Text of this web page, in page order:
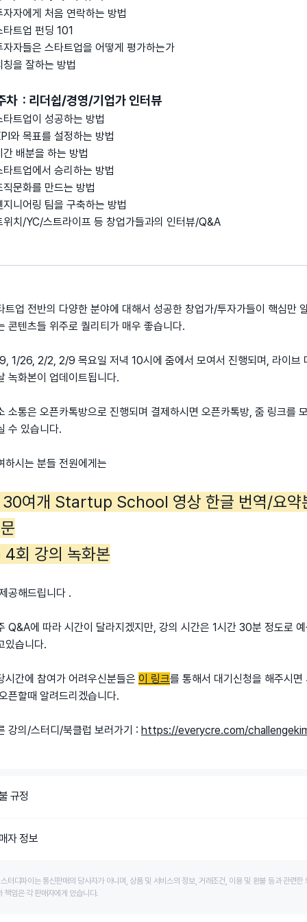
자자에게 처음 연락하는 방법
타트업 펀딩 101
자자들은 스타트업을 어떻게 평가하는가
칭을 잘하는 방법
차 : 리더쉽/경영/기업가 인터뷰
타트업이 성공하는 방법
와 목표를 설정하는 방법
간 배분을 하는 방법
타트업에서 승리하는 방법
직문화를 만드는 방법
지니어링 팀을 구축하는 방법
위치/YC/스트라이프 등 창업가들과의 인터뷰/Q&A
트업 전반의 다양한 분야에 대해서 성공한 창업가/투자가들이 핵심만
콘텐츠들 위주로 퀄리티가 매우 좋습니다.
1/26, 2/2, 2/9 목요일 저녁 10시에 줌에서 모여서 진행되며, 라이브
녹화본이 업데이트됩니다.
소통은 오픈카톡방으로 진행되며 결제하시면 오픈카톡방, 줌 링크를
수 있습니다.
하시는 분들 전원에게는
30여개 Startup School 영상 한글 번역/요약
4회 강의 녹화본
공해드립니다 .
Q&A에 따라 시간이 달라지겠지만, 강의 시간은 1시간 30분 정도로
있습니다.
시간에 참여가 어려우신분들은 이 링크를 통해서 대기신청을 해주시면
픈할때 알려드리겠습니다.
강의/스터디/북클럽 보러가기 : https://everycre.com/
규정
자 정보
터디파이는 통신판매의 당사자가 아니며, 상품 및 서비스의 정보, 거래조건, 이용 및 환불 등과 관련한
책임은 각 판매자에게 있습니다.